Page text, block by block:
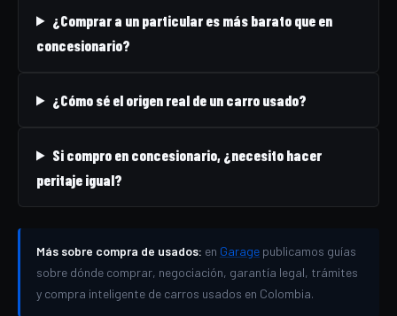
¿Comprar a un particular es más barato que en
concesionario?
¿Cómo sé el origen real de un carro usado?
Si compro en concesionario, ¿necesito hacer
peritaje igual?
Más sobre compra de usados: en Garage publicamos guías
sobre dónde comprar, negociación, garantía legal, trámites
y compra inteligente de carros usados en Colombia.